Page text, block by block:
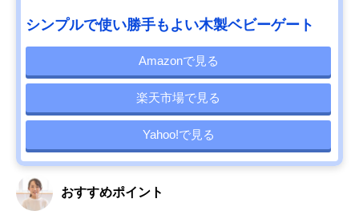
シンプルで使い勝手もよい木製ベビーゲート
Amazonで見る
楽天市場で見る
Yahoo!で見る
おすすめポイント